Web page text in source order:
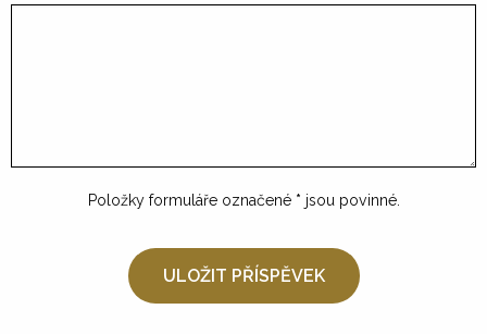
Položky formuláře označené * jsou povinné.